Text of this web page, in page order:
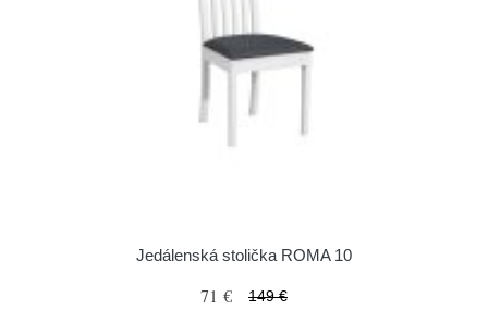
Jedálenská stolička ROMA 10
71 € 149 €